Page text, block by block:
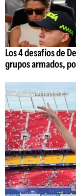
Los 4 desafíos de
grupos armados,